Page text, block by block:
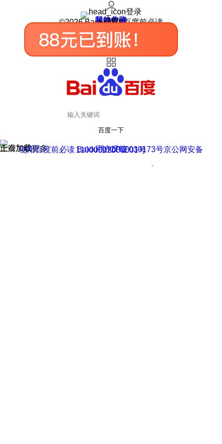
登录
我的关注
我的收藏
皮肤中心
用户反馈
设置
©2026 Baidu 使用百度前必读
百度一下
正在加载
上滑加载更多 用户反馈
使用百度前必读 Baidu 京ICP证030173号
京公网安备11000002000001号